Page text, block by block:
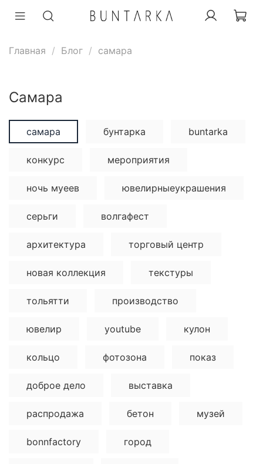
Главная Блог самара
самара
самара бунтарка buntarka
конкурс мероприятия
ночь муеев ювелирныеукрашения
серьги волгафест
архитектура торговый центр
новая коллекция текстуры
тольятти производство
ювелир youtube кулон
кольцо фотозона показ
доброе дело выставка
распродажа бетон музей
bonnfactory город